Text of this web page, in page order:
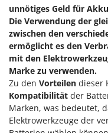
Rührtöpfe mit
Rupfmaschinen
S
Sämaschinen
Scheibenpflüge
Schneefräsen
Schneeräumer
GreenBay
Greenworks
GRIFO
GVS
GYS
H
Hailo
unnötiges Geld für
Die Verwendung der
zwischen den
ermöglicht es den
mit den
Marke zu verwenden.
Zu den Vorteilen dieser
Kompatibilität der
Marken, was bedeutet,
Elektrowerkzeuge der